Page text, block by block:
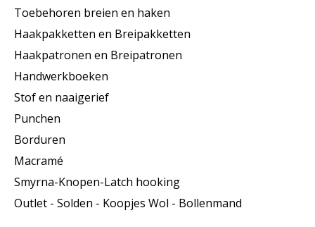
Toebehoren breien en haken
Haakpakketten en Breipakketten
Haakpatronen en Breipatronen
Handwerkboeken
Stof en naaigerief
Punchen
Borduren
Macramé
Smyrna-Knopen-Latch hooking
Outlet - Solden - Koopjes Wol - Bollenmand